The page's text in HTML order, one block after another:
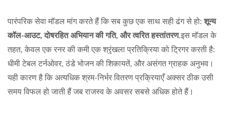
पारंपरिक सेवा मॉडल मांग करते हैं कि सब कुछ एक साथ सही ढंग से हो:शून्य
कॉल-आउट, दोषरहित अभियान की गति, और त्वरित हस्तांतरण.इस मॉडल के
तहत, केवल एक रनर की कमी एक श्रृंखला प्रतिक्रिया को ट्रिगर करती है:
धीमी टेबल टर्नओवर, ठंडे भोजन की शिकायतें, और असंगत ग्राहक अनुभव।
यही कारण है कि अत्यधिक श्रम-निर्भर वितरण प्रक्रियाएँ अक्सर ठीक उसी
समय विफल हो जाती हैं जब राजस्व के अवसर सबसे अधिक होते हैं।